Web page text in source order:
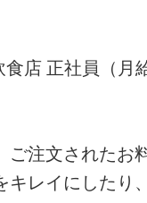
店 正社員（月
注文されたお
レイにしたり